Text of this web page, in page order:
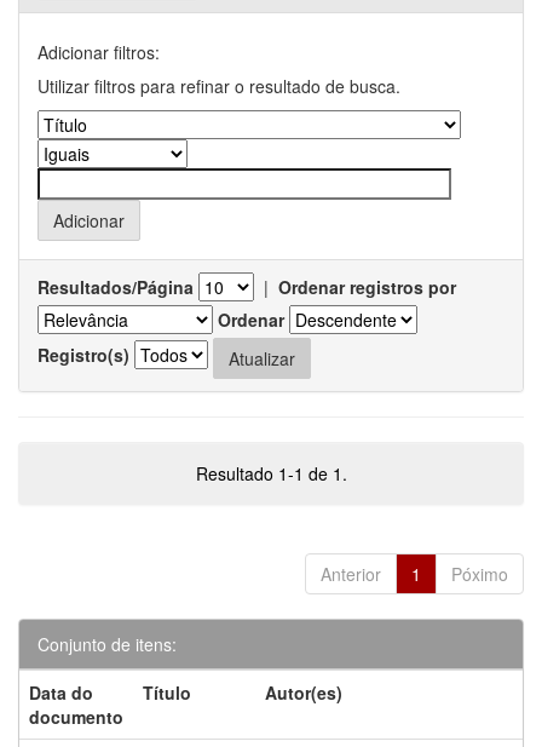
Adicionar filtros:
Utilizar filtros para refinar o resultado de busca.
Resultados/Página | Ordenar registros por
Ordenar
Registro(s)
Resultado 1-1 de 1.
Anterior 1 Póximo
Conjunto de itens:
Data do
documento
Título Autor(es)